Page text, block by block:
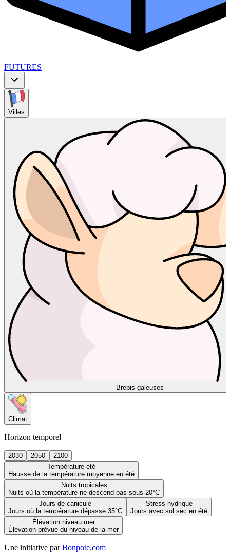
FUTURES
Villes
Brebis galeuses
Climat
Horizon temporel
2030 2050
2100
Température été
Hausse de la température moyenne en été
Nuits tropicales
Nuits où la température ne descend pas sous 20°C
Jours de canicule
Jours où la température dépasse 35°C
Stress hydrique
Jours avec sol sec en été
Élévation niveau mer
Élévation prévue du niveau de la mer
Une initiative par Bonpote.com